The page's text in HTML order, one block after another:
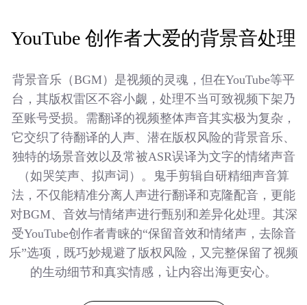
YouTube 创作者大爱的背景音处理
背景音乐（BGM）是视频的灵魂，但在YouTube等平
台，其版权雷区不容小觑，处理不当可致视频下架乃
至账号受损。需翻译的视频整体声音其实极为复杂，
它交织了待翻译的人声、潜在版权风险的背景音乐、
独特的场景音效以及常被ASR误译为文字的情绪声音
（如哭笑声、拟声词）。鬼手剪辑自研精细声音算
法，不仅能精准分离人声进行翻译和克隆配音，更能
对BGM、音效与情绪声进行甄别和差异化处理。其深
受YouTube创作者青睐的“保留音效和情绪声，去除音
乐”选项，既巧妙规避了版权风险，又完整保留了视频
的生动细节和真实情感，让内容出海更安心。